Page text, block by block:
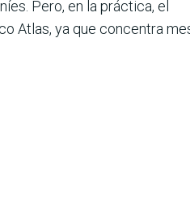
Pero, en la práctica, el
Atlas, ya que concentra